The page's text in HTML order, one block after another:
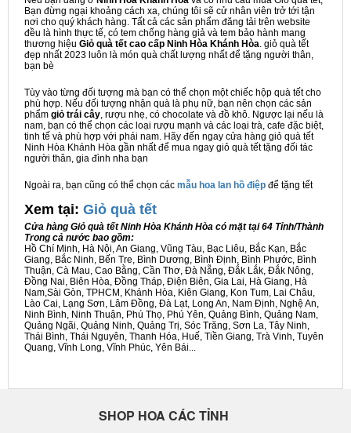
Bạn đừng ngại khoảng cách xa, chúng tôi sẽ cử nhân viên trở tới tận
nơi cho quý khách hàng. Tất cả các sản phẩm đăng tải trên website
đều là hình thực tế, có tem chống hàng giả và tem bảo hành mang
thương hiệu Giỏ quà tết cao cấp Ninh Hòa Khánh Hòa. giỏ quà tết
đẹp nhất 2023 luôn là món quà chất lượng nhất để tặng người thân,
bạn bè
Tùy vào từng đối tượng mà bạn có thể chọn một chiếc hộp quà tết cho
phù hợp. Nếu đối tượng nhận quà là phụ nữ, bạn nên chọn các sản
phẩm giỏ trái cây, rượu nhẹ, có chocolate và đồ khô. Ngược lại nếu là
nam, bạn có thể chọn các loại rượu mạnh và các loại trà, cafe đặc biệt,
tinh tế và phù hợp với phái nam. Hãy đến ngay cửa hàng giỏ quà tết
Ninh Hòa Khánh Hòa gần nhất để mua ngay giỏ quà tết tặng đối tác
người thân, gia đình nha bạn
Ngoài ra, bạn cũng có thể chọn các mẫu hoa lan hồ điệp để tặng tết
Xem tại: Giỏ quà tết
Cửa hàng Giỏ quà tết Ninh Hòa Khánh Hòa có mặt tại 64 Tỉnh/Thành
Trong cả nước bao gồm:
Hồ Chí Minh, Hà Nội, An Giang, Vũng Tàu, Bạc Liêu, Bắc Kạn, Bắc
Giang, Bắc Ninh, Bến Tre, Bình Dương, Bình Định, Bình Phước, Bình
Thuận, Cà Mau, Cao Bằng, Cần Thơ, Đà Nẵng, Đắk Lắk, Đắk Nông,
Đồng Nai, Biên Hòa, Đồng Tháp, Điện Biên, Gia Lai, Hà Giang, Hà
Nam,Sài Gòn, TPHCM, Khánh Hòa, Kiên Giang, Kon Tum, Lai Châu,
Lào Cai, Lạng Sơn, Lâm Đồng, Đà Lạt, Long An, Nam Định, Nghệ An,
Ninh Bình, Ninh Thuận, Phú Thọ, Phú Yên, Quảng Bình, Quảng Nam,
Quảng Ngãi, Quảng Ninh, Quảng Trị, Sóc Trăng, Sơn La, Tây Ninh,
Thái Bình, Thái Nguyên, Thanh Hóa, Huế, Tiền Giang, Trà Vinh, Tuyên
Quang, Vĩnh Long, Vĩnh Phúc, Yên Bái...
SHOP HOA CÁC TỈNH